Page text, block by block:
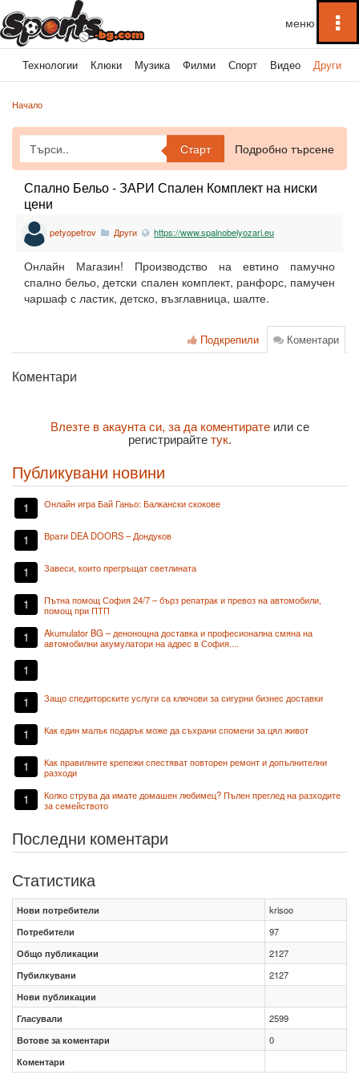
Технологии Клюки Музика Филми Спорт Видео Други
Начало
Старт Подробно търсене
Спално Бельо - ЗАРИ Спален Комплект на ниски
цени
petyopetrov Други https://www.spalnobelyozari.eu
Онлайн Магазин! Производство на евтино памучно
спално бельо, детски спален комплект, ранфорс, памучен
чаршаф с ластик, детско, възглавница, шалте.
Коментари
Подкрепили
Коментари
Влезте в акаунта си, за да коментиратеили се
регистрирайтетук.
Публикувани новини
1 Онлайн игра Бай Ганьо: Балкански скокове
1 Врати DEA DOORS – Дондуков
1 Завеси, които прегръщат светлината
1
Пътна помощ София 24/7 – бърз репатрак и превоз на автомобили,
помощ при ПТП
1
Akumulator BG – денонощна доставка и професионална смяна на
автомобилни акумулатори на адрес в София....
1
1 Защо спедиторските услуги са ключови за сигурни бизнес доставки
1 Как един малък подарък може да съхрани спомени за цял живот
1
Как правилните крепежи спестяват повторен ремонт и допълнителни
разходи
1
Колко струва да имате домашен любимец? Пълен преглед на разходите
за семейството
Последни коментари
Статистика
Нови потребители
krisoo
Потребители
97
Общо публикации
2127
Пубилкувани
2127
Нови публикации
Гласували
2599
Вотове за коментари
0
Коментари